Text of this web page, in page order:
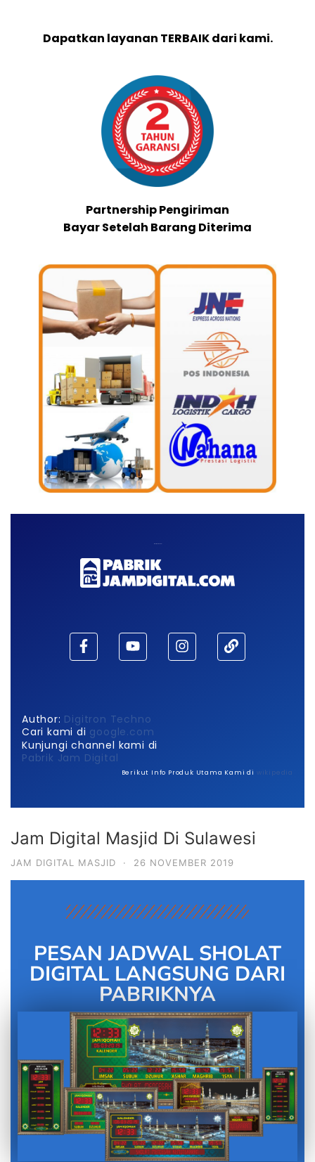
Dapatkan layanan TERBAIK dari kami.
Partnership Pengiriman
Bayar Setelah Barang Diterima
Author: Digitron Techno
Cari kami di google.com
Kunjungi channel kami di
Pabrik Jam Digital
Berikut Info Produk Utama Kami di wikipedia
Jam Digital Masjid Di Sulawesi
JAM DIGITAL MASJID · 26 NOVEMBER 2019
PESAN JADWAL SHOLAT
DIGITAL LANGSUNG DARI
PABRIKNYA